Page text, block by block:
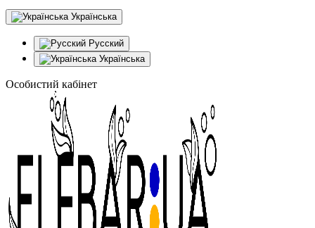
Українська
Русский
Українська
Особистий кабінет